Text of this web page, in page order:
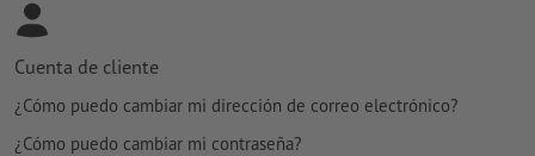
Cuenta de cliente
¿Cómo puedo cambiar mi dirección de correo electrónico?
¿Cómo puedo cambiar mi contraseña?